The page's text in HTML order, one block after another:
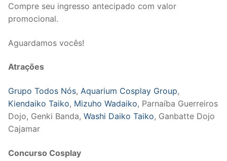
Compre seu ingresso antecipado com valor
promocional.
Aguardamos vocês!
Atrações
Grupo Todos Nós, Aquarium Cosplay Group,
Kiendaiko Taiko, Mizuho Wadaiko, Parnaíba Guerreiros
Dojo, Genki Banda, Washi Daiko Taiko, Ganbatte Dojo
Cajamar
Concurso Cosplay